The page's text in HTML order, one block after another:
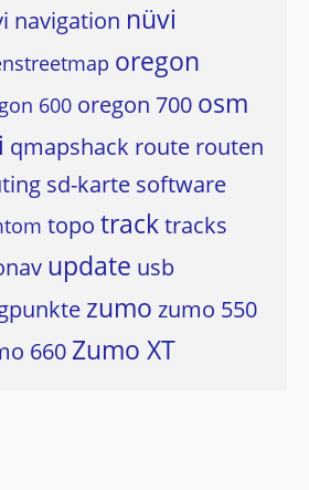
navigation nüvi
oregon
600 oregon 700 osm
qmapshack route routen
sd-karte software
topo tracktracks
update usb
zumo zumo 550
660 Zumo XT